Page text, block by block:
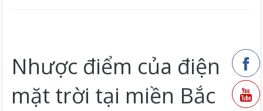
Nhược điểm của điện
mặt trời tại miền Bắc